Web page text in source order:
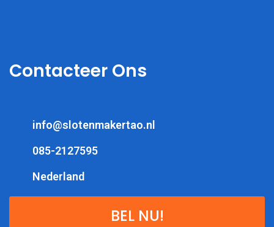
Contacteer Ons
info@slotenmakertao.nl
085-2127595
Nederland
BEL NU!